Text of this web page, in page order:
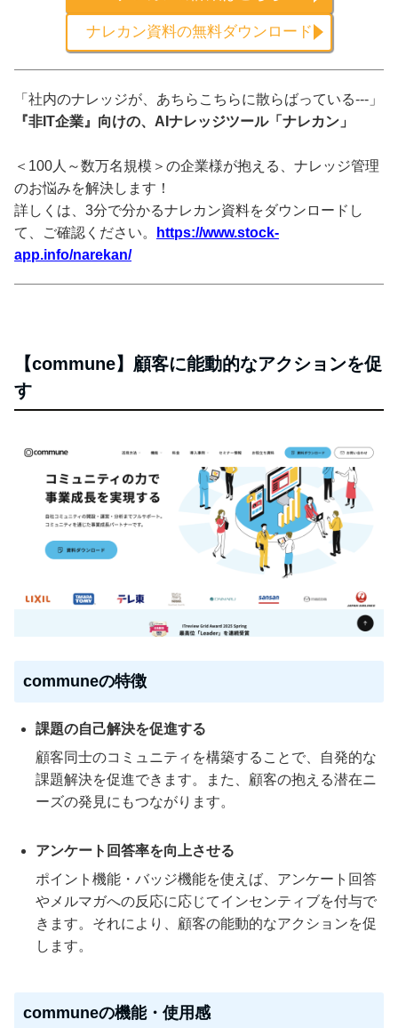
ナレカン資料の無料ダウンロード
「社内のナレッジが、あちらこちらに散らばっている---」
『非IT企業』向けの、AIナレッジツール「ナレカン」
＜100人～数万名規模＞の企業様が抱える、ナレッジ管理
のお悩みを解決します！
詳しくは、3分で分かるナレカン資料をダウンロードし
て、ご確認ください。
https://www.stock-
app.info/narekan/
【commune】顧客に能動的なアクションを促
す
communeの特徴
課題の自己解決を促進する
顧客同士のコミュニティを構築することで、自発的な
課題解決を促進できます。また、顧客の抱える潜在ニ
ーズの発見にもつながります。
アンケート回答率を向上させる
ポイント機能・バッジ機能を使えば、アンケート回答
やメルマガへの反応に応じてインセンティブを付与で
きます。それにより、顧客の能動的なアクションを促
します。
communeの機能・使用感